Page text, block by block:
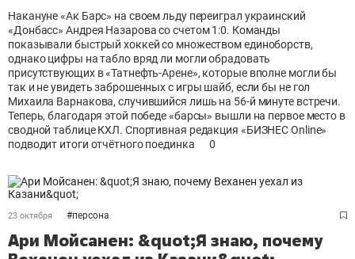
Накануне «Ак Барс» на своем льду переиграл украинский
«Донбасс» Андрея Назарова со счетом 1:0. Команды
показывали быстрый хоккей со множеством единоборств,
однако цифры на табло вряд ли могли обрадовать
присутствующих в «Татнефть-Арене», которые вполне могли бы
так и не увидеть заброшенных с игры шайб, если бы не гол
Михаила Варнакова, случившийся лишь на 56-й минуте встречи.
Теперь, благодаря этой победе «барсы» вышли на первое место в
сводной таблице КХЛ. Спортивная редакция «БИЗНЕС Online»
подводит итоги отчётного поединка
0
23 октября #персона
Ари Мойсанен: &quot;Я знаю, почему